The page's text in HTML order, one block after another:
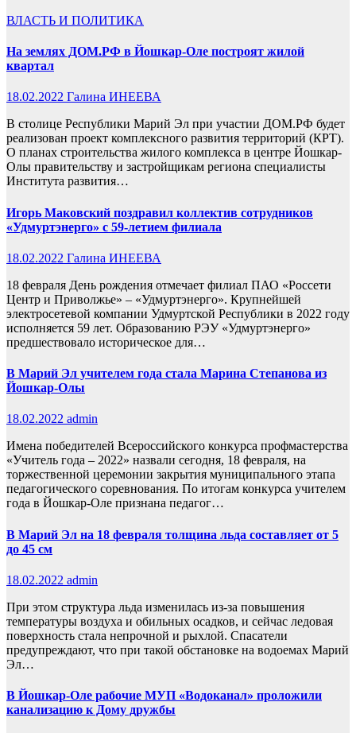
ВЛАСТЬ И ПОЛИТИКА
На землях ДОМ.РФ в Йошкар-Оле построят жилой
квартал
18.02.2022 Галина ИНЕЕВА
В столице Республики Марий Эл при участии ДОМ.РФ будет
реализован проект комплексного развития территорий (КРТ).
О планах строительства жилого комплекса в центре Йошкар-
Олы правительству и застройщикам региона специалисты
Института развития…
Игорь Маковский поздравил коллектив сотрудников
«Удмуртэнерго» с 59-летием филиала
18.02.2022 Галина ИНЕЕВА
18 февраля День рождения отмечает филиал ПАО «Россети
Центр и Приволжье» – «Удмуртэнерго». Крупнейшей
электросетевой компании Удмуртской Республики в 2022 году
исполняется 59 лет. Образованию РЭУ «Удмуртэнерго»
предшествовало историческое для…
В Марий Эл учителем года стала Марина Степанова из
Йошкар-Олы
18.02.2022 admin
Имена победителей Всероссийского конкурса профмастерства
«Учитель года – 2022» назвали сегодня, 18 февраля, на
торжественной церемонии закрытия муниципального этапа
педагогического соревнования. По итогам конкурса учителем
года в Йошкар-Оле признана педагог…
В Марий Эл на 18 февраля толщина льда составляет от 5
до 45 см
18.02.2022 admin
При этом структура льда изменилась из-за повышения
температуры воздуха и обильных осадков, и сейчас ледовая
поверхность стала непрочной и рыхлой. Спасатели
предупреждают, что при такой обстановке на водоемах Марий
Эл…
В Йошкар-Оле рабочие МУП «Водоканал» проложили
канализацию к Дому дружбы